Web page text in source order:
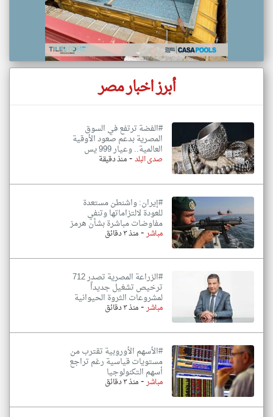
أبرز اخبار مصر
#الفضة ترتفع في السوق
المصرية بدعم صعود الأوقية
العالمية.. وعيار 999 يس
صدى البلد-منذ دقيقة
#إيران: واشنطن مستعدة
للعودة لالتزاماتها وتنفي
مفاوضات مباشرة بشأن هرمز
مباشر-منذ ٣ دقائق
#الزراعة المصرية تصدر 712
ترخيص تشغيل جديداً
لمشروعات الثروة الحيوانية
مباشر-منذ ٣ دقائق
#الأسهم الأوروبية تقترب من
مستويات قياسية رغم تراجع
أسهم التكنولوجيا
مباشر-منذ ٣ دقائق